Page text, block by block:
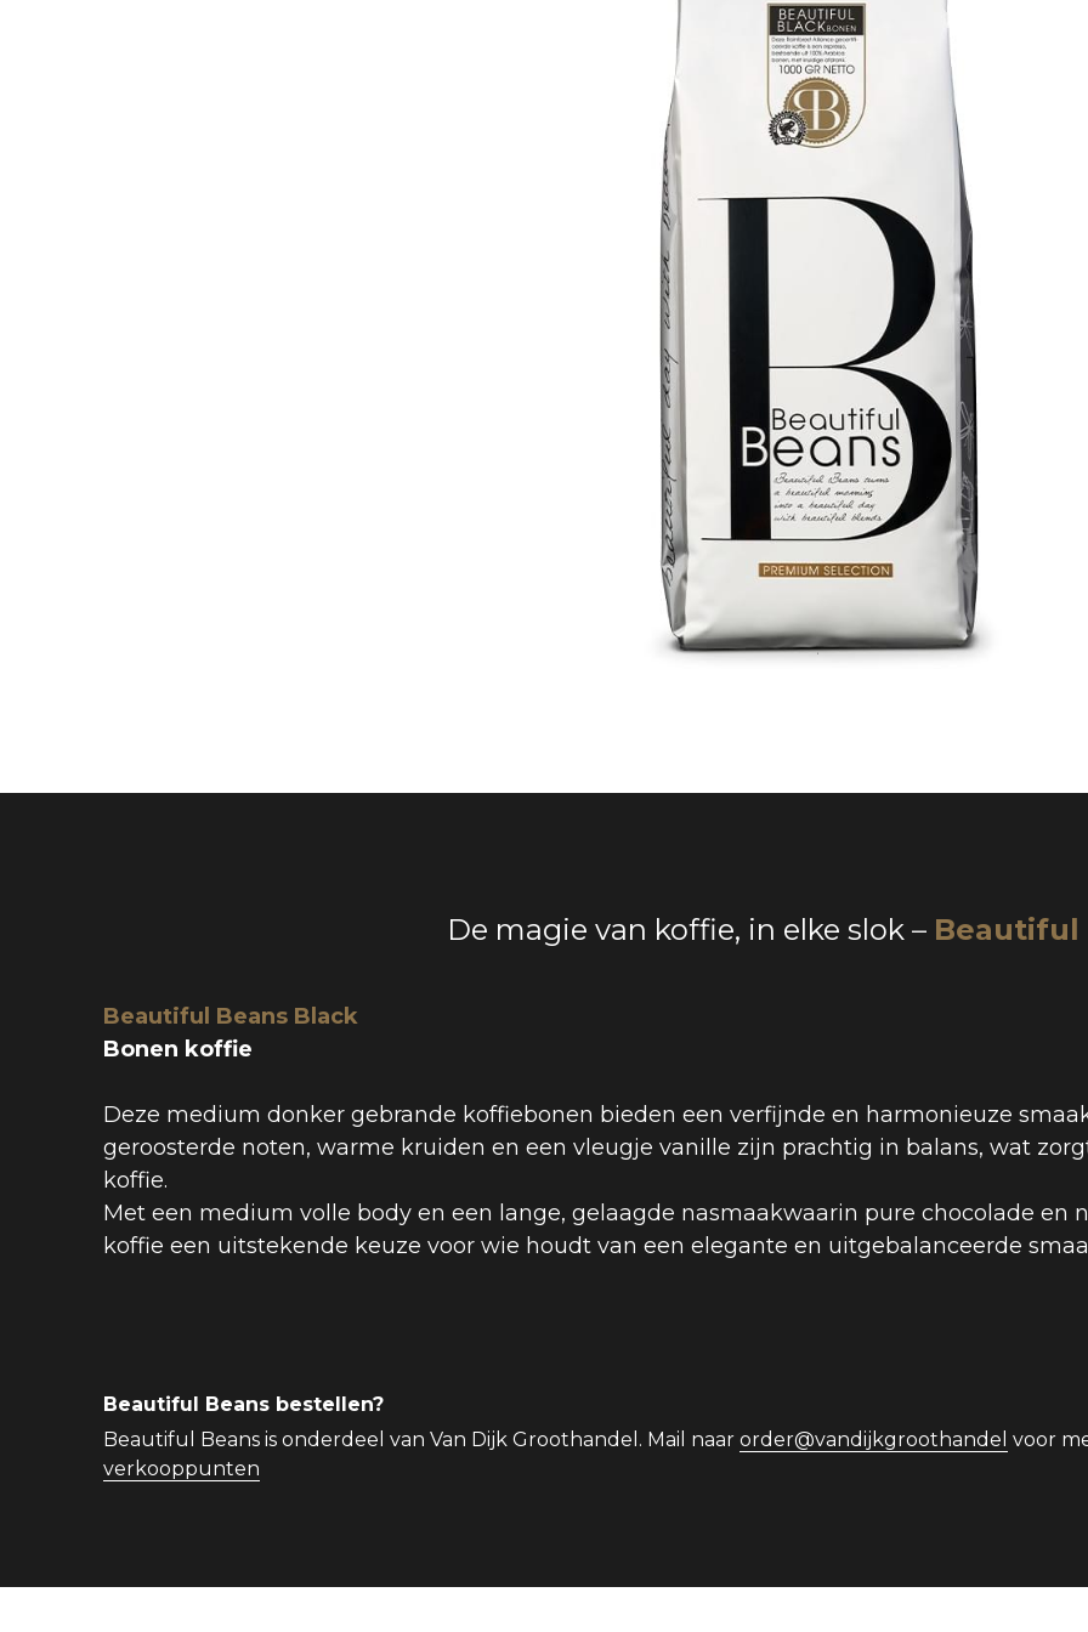
.
De magie van koffie, in elke slok – Beautiful
Beautiful Beans Black
Bonen koffie
Deze medium donker gebrande koffiebonen bieden een verfijnde en harmonieuze
geroosterde noten, warme kruiden en een vleugje vanille zijn prachtig in balans, wat
koffie.
Met een medium volle body en een lange, gelaagde nasmaakwaarin pure chocolade en
koffie een uitstekende keuze voor wie houdt van een elegante en uitgebalanceerde
Beautiful Beans bestellen?
Beautiful Beans is onderdeel van Van Dijk Groothandel. Mail naar order@vandijkgroothandel
verkooppunten